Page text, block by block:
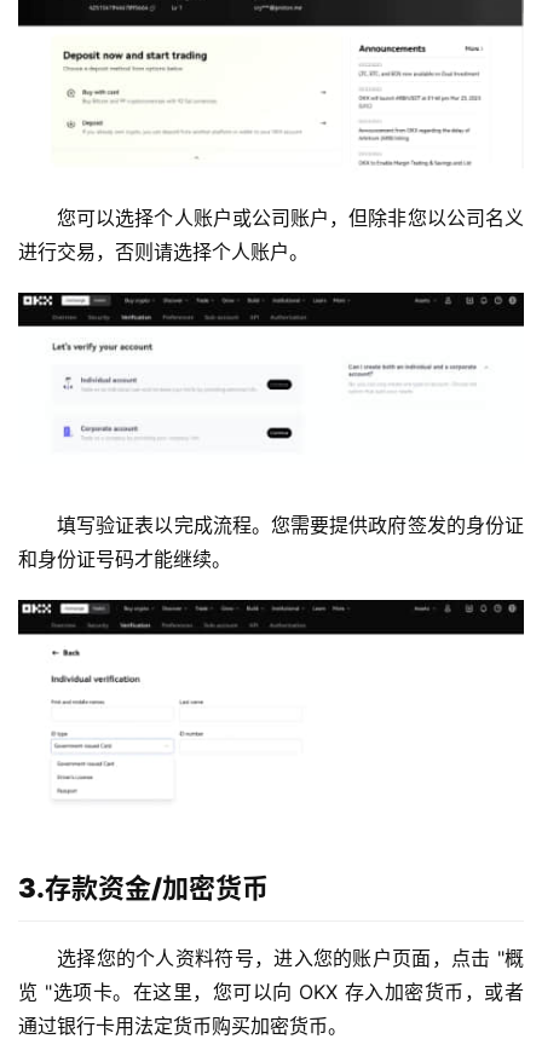
您可以选择个人账户或公司账户，但除非您以公司名义
进行交易，否则请选择个人账户。
填写验证表以完成流程。您需要提供政府签发的身份证
和身份证号码才能继续。
3.存款资金/加密货币
选择您的个人资料符号，进入您的账户页面，点击 "概
览 "选项卡。在这里，您可以向 OKX 存入加密货币，或者
通过银行卡用法定货币购买加密货币。